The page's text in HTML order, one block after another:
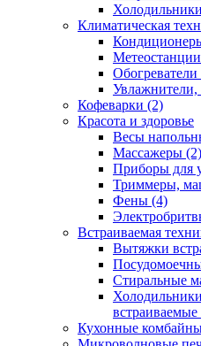
Климатическая
Обогреватели
Увлажнители,
Кофеварки (2)
Красота и здоровье
Весы
Массажеры (2)
Приборы для
Триммеры,
Фены (4)
Встраиваемая
Вытяжки
Стиральные
встраиваемые
Кухонные